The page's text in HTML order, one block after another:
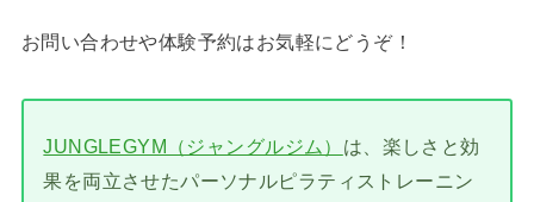
お問い合わせや体験予約はお気軽にどうぞ！
JUNGLEGYM（ジャングルジム） は、楽しさと効
果を両立させたパーソナルピラティストレーニン